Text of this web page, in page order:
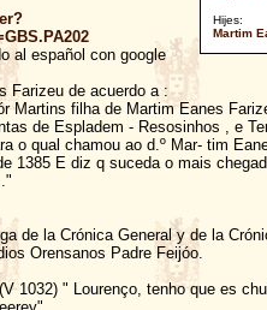
Hijes:
Martim
al español con google
Farizeu de acuerdo a :
Martins filha de Martim Eanes
de Espladem - Resosinhos , e
o qual chamou ao d.º Mar- tim
1385 E diz q suceda o mais
de la Crónica General y de la
Orensanos Padre Feijóo.
1032) " Lourenço, tenho que es